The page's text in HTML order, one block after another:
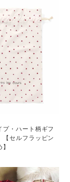
プ・ハート柄ギフ
【セルフラッピン